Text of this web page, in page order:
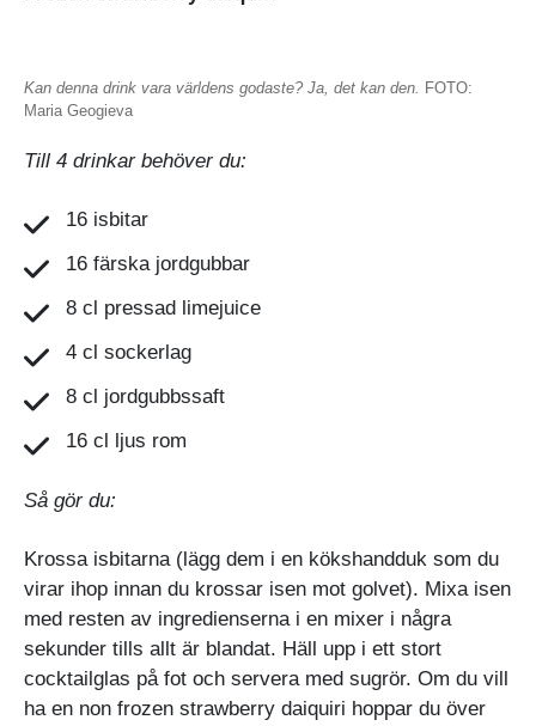
Kan denna drink vara världens godaste? Ja, det kan den. FOTO:
Maria Geogieva
Till 4 drinkar behöver du:
16 isbitar
16 färska jordgubbar
8 cl pressad limejuice
4 cl sockerlag
8 cl jordgubbssaft
16 cl ljus rom
Så gör du:
Krossa isbitarna (lägg dem i en kökshandduk som du
virar ihop innan du krossar isen mot golvet). Mixa isen
med resten av ingredienserna i en mixer i några
sekunder tills allt är blandat. Häll upp i ett stort
cocktailglas på fot och servera med sugrör. Om du vill
ha en non frozen strawberry daiquiri hoppar du över